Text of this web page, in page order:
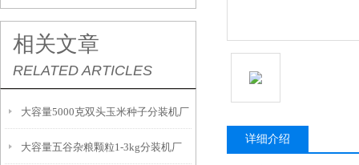
相关文章
RELATED ARTICLES
大容量5000克双头玉米种子分装机厂
家
大容量五谷杂粮颗粒1-3kg分装机厂
详细介绍